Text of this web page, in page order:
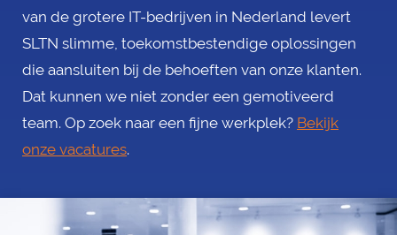
van de grotere IT-bedrijven in Nederland levert
SLTN slimme, toekomstbestendige oplossingen
die aansluiten bij de behoeften van onze klanten.
Dat kunnen we niet zonder een gemotiveerd
team. Op zoek naar een fijne werkplek? Bekijk
onze vacatures.